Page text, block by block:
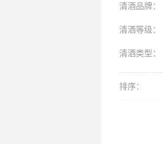
清酒品牌：
清酒等级：
清酒类型：
排序：